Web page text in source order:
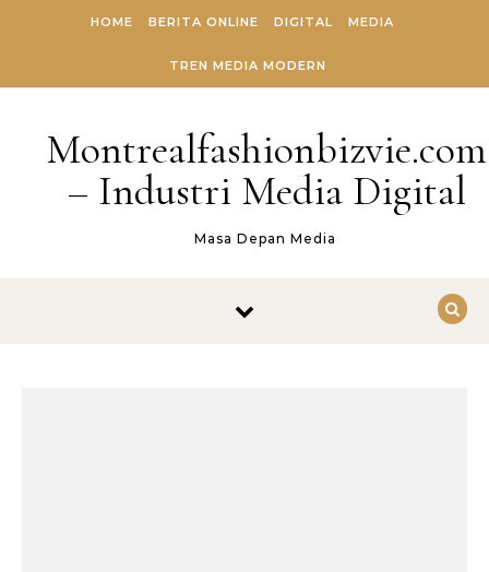
HOME BERITA ONLINE DIGITAL MEDIA
TREN MEDIA MODERN
Montrealfashionbizvie.com
– Industri Media Digital
Masa Depan Media